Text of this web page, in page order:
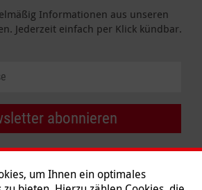
Informationen aus unseren
Jederzeit einfach per Klick kündbar.
abonnieren
um Ihnen ein optimales